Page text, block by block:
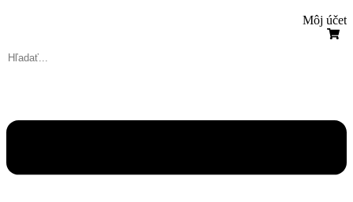
Môj účet